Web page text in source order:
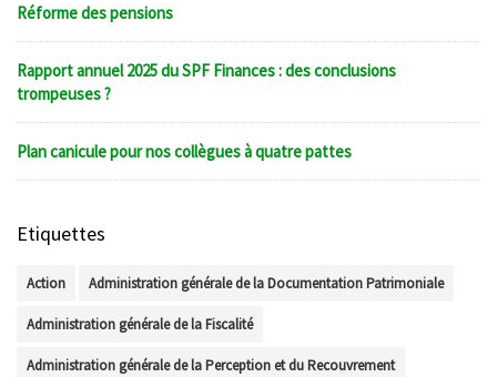
Réforme des pensions
Rapport annuel 2025 du SPF Finances : des conclusions
trompeuses ?
Plan canicule pour nos collègues à quatre pattes
Etiquettes
Action Administration générale de la Documentation Patrimoniale
Administration générale de la Fiscalité
Administration générale de la Perception et du Recouvrement